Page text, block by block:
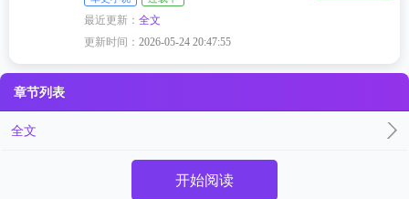
最近更新：全文
更新时间：2026-05-24 20:47:55
章节列表
全文
开始阅读